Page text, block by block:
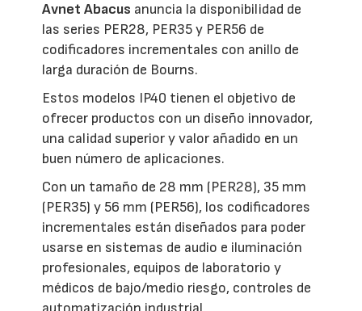
Avnet Abacus anuncia la disponibilidad de
las series PER28, PER35 y PER56 de
codificadores incrementales con anillo de
larga duración de Bourns.
Estos modelos IP40 tienen el objetivo de
ofrecer productos con un diseño innovador,
una calidad superior y valor añadido en un
buen número de aplicaciones.
Con un tamaño de 28 mm (PER28), 35 mm
(PER35) y 56 mm (PER56), los codificadores
incrementales están diseñados para poder
usarse en sistemas de audio e iluminación
profesionales, equipos de laboratorio y
médicos de bajo/medio riesgo, controles de